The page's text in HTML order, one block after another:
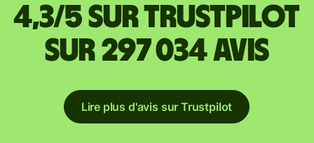
4,3/5 sur Trustpilot
sur 297 034 avis
Lire plus d'avis sur Trustpilot